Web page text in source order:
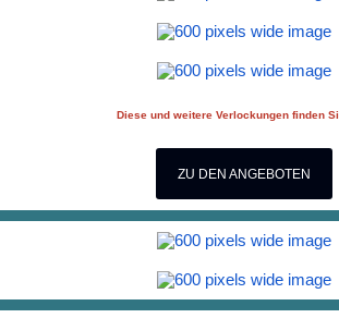
Diese und weitere Verlockungen finden
ZU DEN ANGEBOTEN